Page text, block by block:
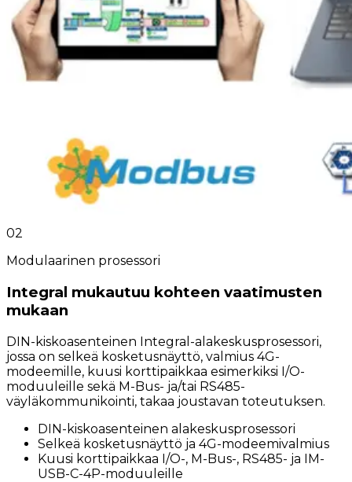
02
Modulaarinen prosessori
Integral mukautuu kohteen vaatimusten
mukaan
DIN-kiskoasenteinen Integral-alakeskusprosessori,
jossa on selkeä kosketusnäyttö, valmius 4G-
modeemille, kuusi korttipaikkaa esimerkiksi I/O-
moduuleille sekä M-Bus- ja/tai RS485-
väyläkommunikointi, takaa joustavan toteutuksen.
DIN-kiskoasenteinen alakeskusprosessori
Selkeä kosketusnäyttö ja 4G-modeemivalmius
Kuusi korttipaikkaa I/O-, M-Bus-, RS485- ja IM-
USB-C-4P-moduuleille